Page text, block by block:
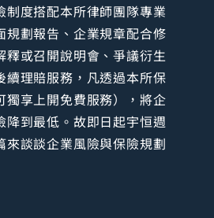
制度搭配本所律師團隊專業
規劃報告、企業規章配合修
釋或召開說明會、爭議衍生
續理賠服務，凡透過本所保
獨享上開免費服務），將企
降到最低。故即日起宇恒週
來談談企業風險與保險規劃